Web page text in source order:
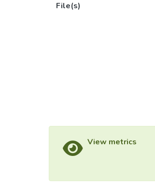
File(s)
View metrics